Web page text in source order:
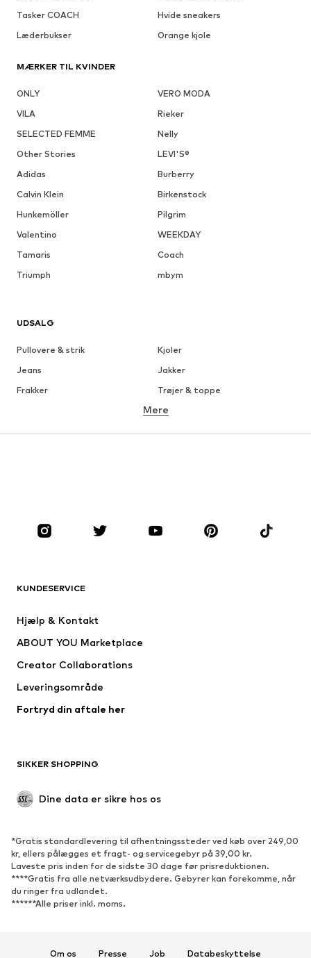
Tasker COACH
Hvide sneakers
Læderbukser
Orange kjole
MÆRKER TIL KVINDER
ONLY
VERO MODA
VILA
Rieker
SELECTED FEMME
Nelly
Other Stories
LEVI'S®
Adidas
Burberry
Calvin Klein
Birkenstock
Hunkemöller
Pilgrim
Valentino
WEEKDAY
Tamaris
Coach
Triumph
mbym
UDSALG
Pullovere & strik
Kjoler
Jeans
Jakker
Frakker
Trøjer & toppe
Undertøj
Tilbehør
Premium
Nyheder
Undertøj
Frakker
Badetøj
Upcycled mode
Nyheder
Trending
Sneakers
Ankelstøvler
Pumps & høje hæle
Sandaler
Pantoletter
Hjemmesko
Mere
KUNDESERVICE
Hjælp & Kontakt
ABOUT YOU Marketplace
Creator Collaborations
Leveringsområde
Fortryd din aftale her
SIKKER SHOPPING
Dine data er sikre hos os
*Gratis standardlevering til afhentningssteder ved køb over 249,00
kr, ellers pålægges et fragt- og servicegebyr på 39,00 kr.
Laveste pris inden for de sidste 30 dage før prisreduktionen.
****Gratis fra alle netværksudbydere. Gebyrer kan forekomme, når
du ringer fra udlandet.
******Alle priser inkl. moms.
Om os Presse Job Databeskyttelse